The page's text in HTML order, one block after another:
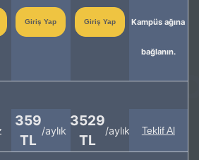
Giriş Yap Giriş Yap Kampüs ağına
bağlanın.
359
TL
/aylık
3529
TL
/aylık Teklif Al